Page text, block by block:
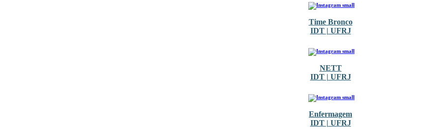
Time Bronco
IDT | UFRJ
NETT
IDT | UFRJ
Enfermagem
IDT | UFRJ